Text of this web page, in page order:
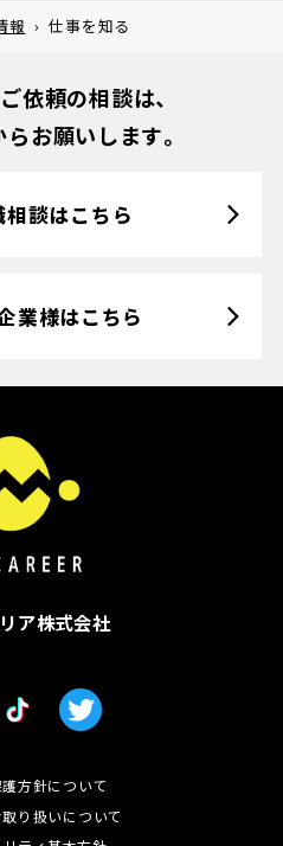
報 › 仕事を知る
依頼の相談は、
お願いします。
相談はこちら
業様はこちら
ア株式会社
方針について
り扱いについて